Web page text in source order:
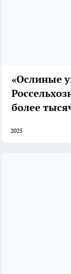
«Ослиные
более
2025